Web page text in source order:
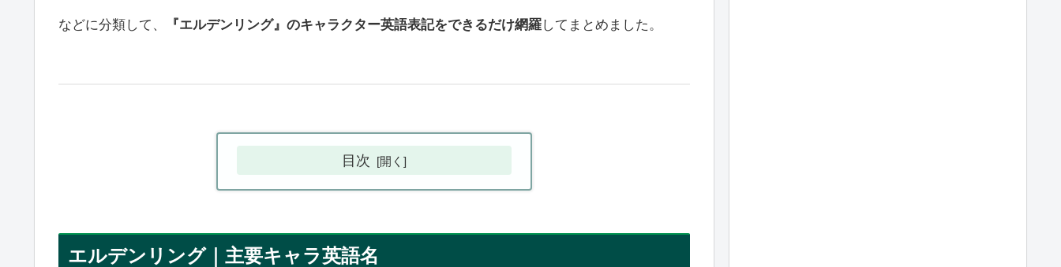
などに分類して、 『エルデンリング』のキャラクター英語表記をできるだけ網羅してまとめました。
目次
エルデンリング｜主要キャラ英語名